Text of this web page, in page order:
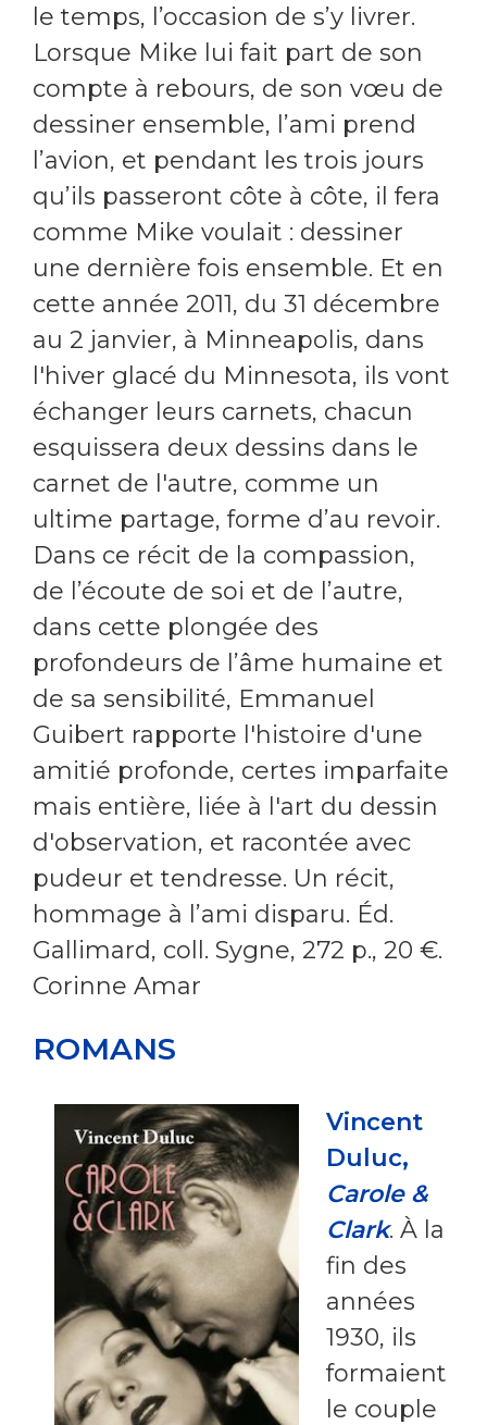
le temps, l’occasion de s’y livrer.
Lorsque Mike lui fait part de son
compte à rebours, de son vœu de
dessiner ensemble, l’ami prend
l’avion, et pendant les trois jours
qu’ils passeront côte à côte, il fera
comme Mike voulait : dessiner
une dernière fois ensemble. Et en
cette année 2011, du 31 décembre
au 2 janvier, à Minneapolis, dans
l'hiver glacé du Minnesota, ils vont
échanger leurs carnets, chacun
esquissera deux dessins dans le
carnet de l'autre, comme un
ultime partage, forme d’au revoir.
Dans ce récit de la compassion,
de l’écoute de soi et de l’autre,
dans cette plongée des
profondeurs de l’âme humaine et
de sa sensibilité, Emmanuel
Guibert rapporte l'histoire d'une
amitié profonde, certes imparfaite
mais entière, liée à l'art du dessin
d'observation, et racontée avec
pudeur et tendresse. Un récit,
hommage à l’ami disparu. Éd.
Gallimard, coll. Sygne, 272 p., 20 €.
Corinne Amar
ROMANS
Vincent
Duluc,
Carole &
Clark. À la
fin des
années
1930, ils
formaient
le couple